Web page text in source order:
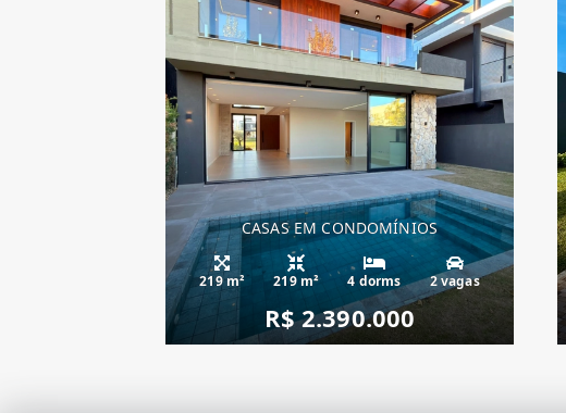
CASAS EM CONDOMÍNIOS
219 m² 219 m² 4 dorms 2 vagas
R$ 2.390.000